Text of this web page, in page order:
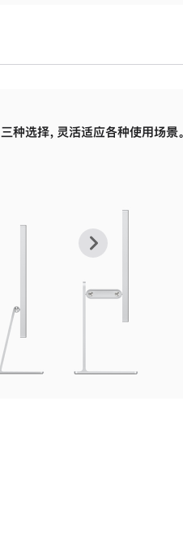
面
面
三种选择，灵活适应各种使用场景。
上
张
下
张